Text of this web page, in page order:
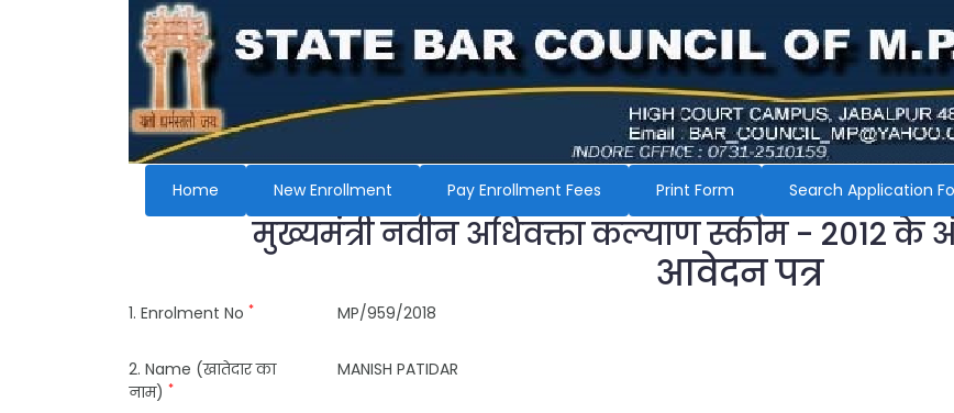
Home New Enrollment Pay Enrollment Fees Print Form Search Application
मुख्यमंत्री नवीन अधिवक्ता कल्याण स्कीम - 2012 के
आवेदन पत्र
1. Enrolment No * MP/959/2018
2. Name (खातेदार का
नाम) *
MANISH PATIDAR